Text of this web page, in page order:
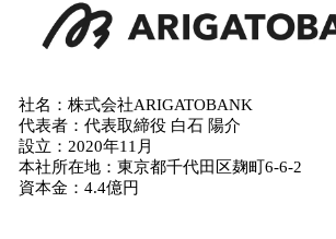
社名：株式会社ARIGATOBANK
代表者：代表取締役 白石 陽介
設立：2020年11月
本社所在地：東京都千代田区麹町6-6-2
資本金：4.4億円